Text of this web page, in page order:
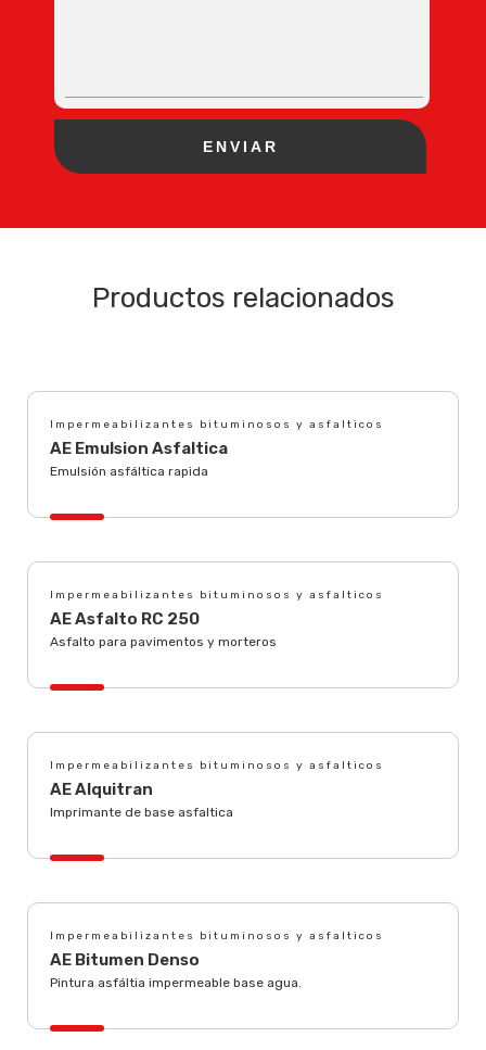
Productos relacionados
Impermeabilizantes bituminosos y asfalticos
AE Emulsion Asfaltica
Emulsión asfáltica rapida
Impermeabilizantes bituminosos y asfalticos
AE Asfalto RC 250
Asfalto para pavimentos y morteros
Impermeabilizantes bituminosos y asfalticos
AE Alquitran
Imprimante de base asfaltica
Impermeabilizantes bituminosos y asfalticos
AE Bitumen Denso
Pintura asfáltia impermeable base agua.